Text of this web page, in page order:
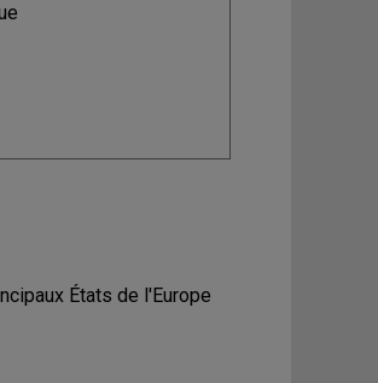
États de l'Europe